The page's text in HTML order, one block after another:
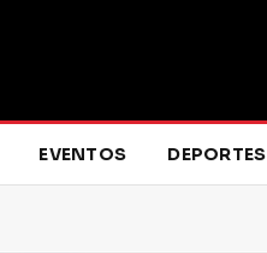
EVENTOS DEPORTES